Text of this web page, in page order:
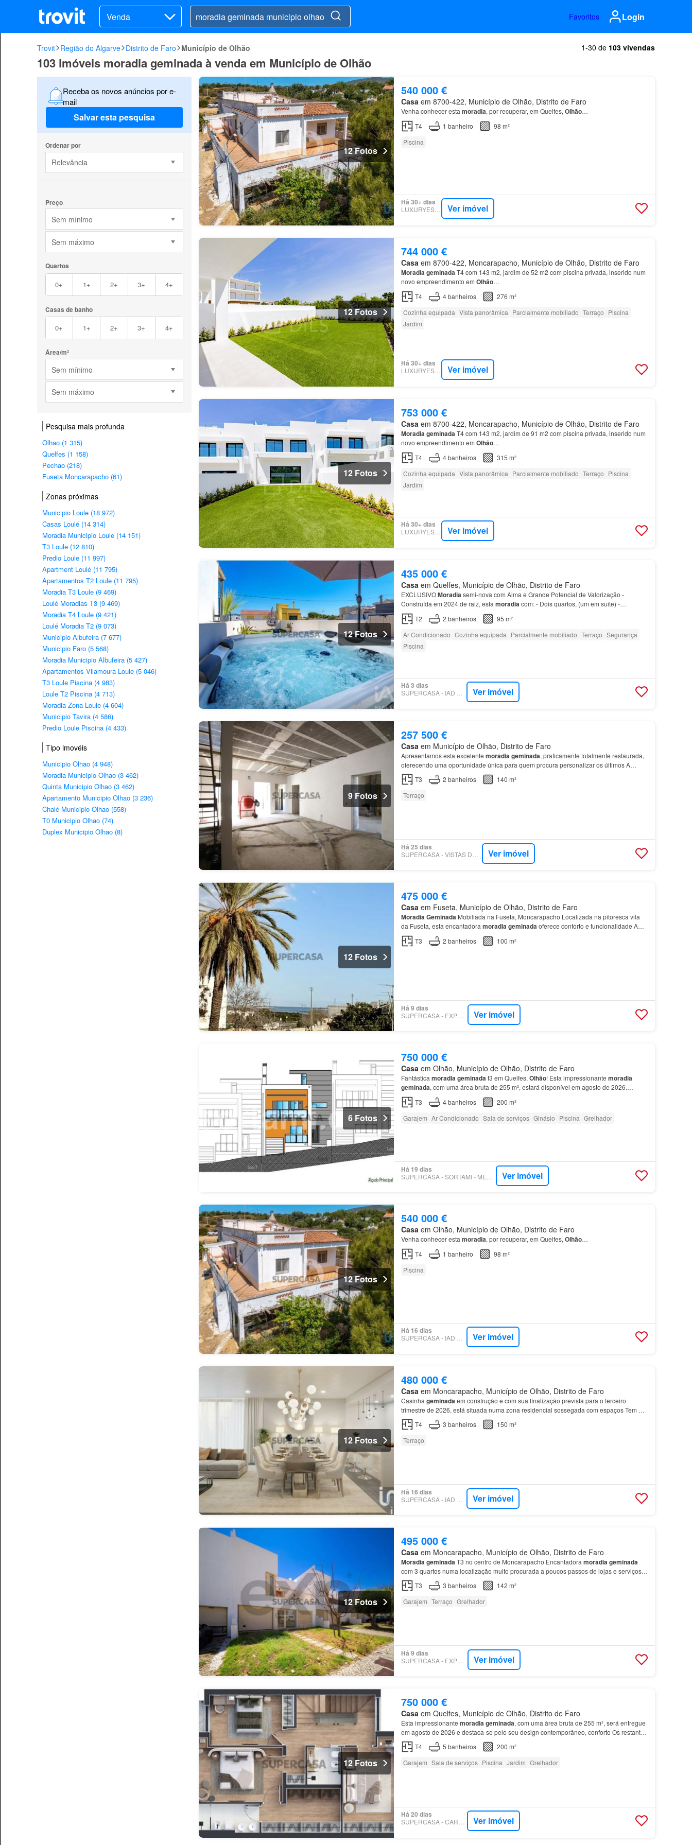
Venda Favoritos Login
Trovit Região do Algarve Distrito de Faro Município de Olhão 1-30 de 103 vivendas
103 imóveis moradia geminada à venda em Município de Olhão
Receba os novos anúncios por e-
mail
Salvar esta pesquisa
Ordenar por
Relevância
Preço
Sem mínimo
Sem máximo
Quartos
0+ 1+ 2+ 3+ 4+
Casas de banho
0+ 1+ 2+ 3+ 4+
Área/m²
Sem mínimo
Sem máximo
Pesquisa mais profunda
Olhao (1 315)
Quelfes (1 158)
Pechao (218)
Fuseta Moncarapacho (61)
Zonas próximas
Municipio Loule (18 972)
Casas Loulé (14 314)
Moradia Municipio Loule (14 151)
T3 Loule (12 810)
Predio Loule (11 997)
Apartment Loulé (11 795)
Apartamentos T2 Loule (11 795)
Moradia T3 Loule (9 469)
Loulé Moradias T3 (9 469)
Moradia T4 Loule (9 421)
Loulé Moradia T2 (9 073)
Municipio Albufeira (7 677)
Municipio Faro (5 568)
Moradia Municipio Albufeira (5 427)
Apartamentos Vilamoura Loule (5 046)
T3 Loule Piscina (4 983)
Loule T2 Piscina (4 713)
Moradia Zona Loule (4 604)
Municipio Tavira (4 586)
Predio Loule Piscina (4 433)
Tipo imovéis
Municipio Olhao (4 948)
Moradia Municipio Olhao (3 462)
Quinta Municipio Olhao (3 462)
Apartamento Municipio Olhao (3 236)
Chalé Municipio Olhao (558)
T0 Municipio Olhao (74)
Duplex Municipio Olhao (8)
12 Fotos
540 000 €
Casaem 8700-422, Município de Olhão, Distrito de Faro
Venha conhecer esta moradia, por recuperar, em Quelfes, Olhão…
T4
1 banheiro
98 m²
Piscina
Há 30+ dias
LUXURYESTATE Ver imóvel
12 Fotos
744 000 €
Casa em 8700-422, Moncarapacho, Município de Olhão, Distrito de Faro
MoradiageminadaT4 com 143 m2, jardim de 52 m2 com piscina privada, inserido num
novo empreendimento em Olhão…
T4
4banheiros
276 m²
Cozinha equipada Vista panorâmica Parcialmente mobiliado Terraço Piscina
Jardim
Há 30+ dias
LUXURYESTATE Ver imóvel
12 Fotos
753 000 €
Casa em 8700-422, Moncarapacho, Município de Olhão, Distrito de Faro
MoradiageminadaT4 com 143 m2, jardim de 91 m2 com piscina privada, inserido num
novo empreendimento em Olhão…
T4
4banheiros
315 m²
Cozinha equipada Vista panorâmica Parcialmente mobiliado Terraço Piscina
Jardim
Há 30+ dias
LUXURYESTATE Ver imóvel
12 Fotos
435 000 €
Casa em Quelfes, Município de Olhão, Distrito de Faro
EXCLUSIVOMoradiasemi-nova com Alma e Grande Potencial de Valorização -
Construída em 2024 de raiz, esta moradiacom: - Dois quartos, (um em suite) -
geminada em é uma ótima oportunidade para quem procura um lar confor…
T2 2 banheiros
95 m²
Ar Condicionado Cozinha equipada Parcialmente mobiliado Terraço Segurança
Piscina
Há 3 dias
SUPERCASA - IAD PORTUGAL Ver imóvel
9 Fotos
257 500 €
Casa em Município de Olhão, Distrito de Faro
Apresentamos esta excelente moradiageminada, praticamente totalmente restaurada,
oferecendo uma oportunidade única para quem procura personalizar os últimos A
moradia já dispõe de ligação à rede elétrica, água e esgotos muni…
T3 2 banheiros
140 m²
Terraço
Há 25 dias
Ver imóvel
12 Fotos
475 000 €
Casaem Fuseta, Município de Olhão, Distrito de Faro
MoradiaGeminada Mobiliada na Fuseta, Moncarapacho Localizada na pitoresca vila
da Fuseta, esta encantadora moradiageminadaoferece conforto e funcionalidade A
casa é composta por dois amplos quartos, garantindo espaço e pri…
T3 2 banheiros 100 m²
Há 9 dias
Ver imóvel
6 Fotos
750 000 €
Casaem Olhão, Município de Olhão, Distrito de Faro
Fantástica moradiageminadat3 em Quelfes, Olhão! Esta impressionante moradia
geminada, com uma área bruta de 255 m², estará disponível em agosto de 2026.…
T3
4banheiros
200 m²
Garajem Ar Condicionado Sala de serviços Ginásio Piscina Grelhador
Há 19 dias
Ver imóvel
12 Fotos
540 000 €
Casaem Olhão, Município de Olhão, Distrito de Faro
Venha conhecer esta moradia, por recuperar, em Quelfes, Olhão…
T4
1 banheiro
98 m²
Piscina
Há 16 dias
Ver imóvel
12 Fotos
480 000 €
Casa em Moncarapacho, Município de Olhão, Distrito de Faro
Casinha geminadaem construção e com sua finalização prevista para o terceiro
trimestre de 2026, está situada numa zona residencial sossegada com espaços Tem a
oportunidade de personalizar a sua nova
T4 3 banheiros
150 m²
Terraço
Há 16 dias
Ver imóvel
12 Fotos
495 000 €
Casaem Moncarapacho, Município de Olhão, Distrito de Faro
MoradiageminadaT3 no centro de Moncarapacho Encantadora moradiageminada
com 3 quartos numa localização muito procurada a poucos passos de lojas e serviços
Características principais Sala de estar espaçosa com acesso direto…
T3 3 banheiros
142 m²
Garajem Terraço Grelhador
Há 9 dias
Ver imóvel
12 Fotos
750 000 €
Casaem Quelfes, Município de Olhão, Distrito de Faro
Esta impressionante moradiageminada, com uma área bruta de 255 m², será entregue
em agosto de 2026 e destaca-se pelo seu design contemporâneo, conforto Os restantes
quartos são servidos por umacasa
T4 5 banheiros
200 m²
Garajem Sala de serviços Piscina Jardim Grelhador
Há 20 dias
Ver imóvel